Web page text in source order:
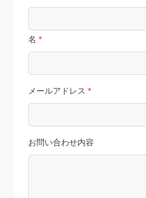
名 *
メールアドレス *
お問い合わせ内容